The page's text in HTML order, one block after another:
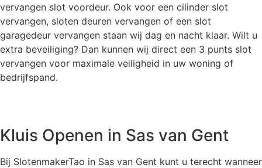
vervangen slot voordeur. Ook voor een cilinder slot
vervangen, sloten deuren vervangen of een slot
garagedeur vervangen staan wij dag en nacht klaar. Wilt u
extra beveiliging? Dan kunnen wij direct een 3 punts slot
vervangen voor maximale veiligheid in uw woning of
bedrijfspand.
Kluis Openen in Sas van Gent
Bij SlotenmakerTao in Sas van Gent kunt u terecht wanneer